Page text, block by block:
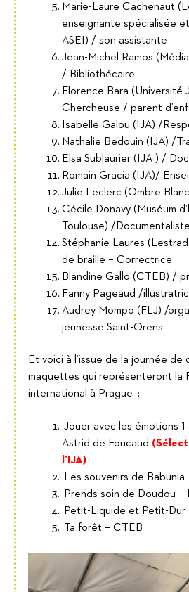
Marie-Laure Cachenaut
enseignante spécialisée
ASEI) / son assistante
Jean-Michel Ramos
/ Bibliothécaire
Florence Bara (Université
Chercheuse / parent
Isabelle Galou (IJA) /
Nathalie Bedouin (IJA) /
Elsa Sublaurier (IJA ) /
Romain Gracia (IJA)/
Julie Leclerc (Ombre
Cécile Donavy (Muséum
Toulouse) /Documentaliste
Stéphanie Laures
de braille – Correctrice
Blandine Gallo (CTEB) /
Fanny Pageaud /
Audrey Mompo (FLJ) /
jeunesse Saint-Orens
Et voici à l’issue de la journée de
maquettes qui représenteront la
international à Prague :
Jouer avec les émotions
Astrid de Foucaud
l’IJA)
Les souvenirs de Babunia
Prends soin de Doudou –
Petit-Liquide et Petit-Dur
Ta forêt – CTEB